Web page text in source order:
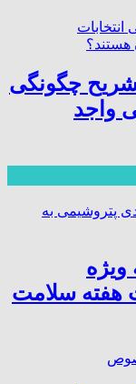
چگونگی
واجد
ویژه
هفته سلامت